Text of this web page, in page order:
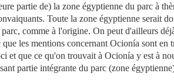
partie de) la zone égyptienne du parc à
Toute la zone égyptienne serait
comme à l'origine. On peut d'ailleurs
les mentions concernant Ocionía sont en
et que ce qu'on trouvait à Ocionía y est à
partie intégrante du parc (zone